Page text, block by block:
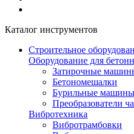
Каталог инструментов
Строительное
Оборудование для
Затирочные
Бетономешалки
Бурильные машины
Преобразователи
Вибротехника
Вибротрамбовки